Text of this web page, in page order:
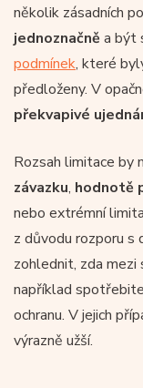
několik zásadních
jednoznačně a být
podmínek, které
předloženy. V
překvapivé
Rozsah limitace by
závazku, hodnotě
nebo extrémní
z důvodu rozporu s
zohlednit, zda
například
ochranu. V jejich
výrazně užší.